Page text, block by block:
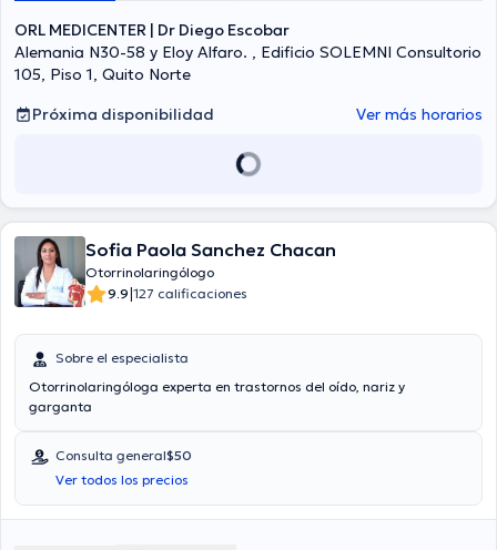
ORL MEDICENTER | Dr Diego Escobar
Alemania N30-58 y Eloy Alfaro. , Edificio SOLEMNI Consultorio
105, Piso 1, Quito Norte
Próxima disponibilidad
Ver más horarios
Sofia Paola Sanchez Chacan
Otorrinolaringólogo
9.9|127 calificaciones
Sobre el especialista
Otorrinolaringóloga experta en trastornos del oído, nariz y
garganta
Consulta general$50
Ver todos los precios